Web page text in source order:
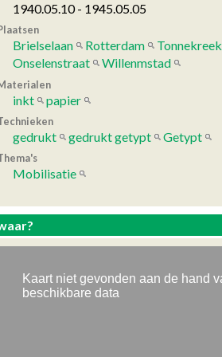
1940.05.10 - 1945.05.05
Brielselaan Rotterdam Tonnekreek
Onselenstraat
Willenmstad
inkt papier
gedrukt gedrukt getypt Getypt
Mobilisatie